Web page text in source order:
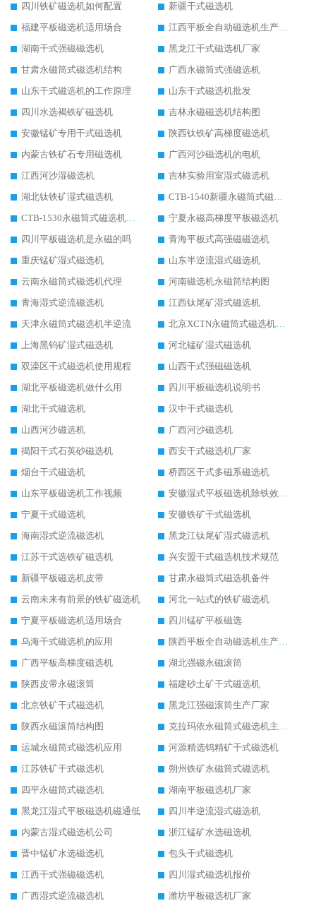
四川铁矿磁选机如何配置
新疆干式磁选机
福建平板磁选机适用场合
江西平板全自动磁选机生产厂家
湖南干式强磁磁选机
黑龙江干式磁选机厂家
甘肃永磁筒式磁选机结构
广西永磁筒式强磁选机
山东干式磁选机的工作原理
山东干式磁选机批发
四川水选褐铁矿磁选机
吉林永磁磁选机结构图
安徽锰矿专用干式磁选机
陕西钛铁矿高梯度磁选机
内蒙古铁矿石专用磁选机
广西河沙磁选机的电机
江西河沙湿磁选机
吉林实验用室湿式磁选机
湖北钛铁矿湿式磁选机
CTB-1540新疆永磁筒式磁选机
CTB-1530永磁筒式磁选机代理商
宁夏永磁高梯度平板磁选机
四川平板磁选机是永磁的吗
青海平板式高强磁磁选机
重庆锰矿湿式磁选机
山东半逆流湿式磁选机
云南永磁筒式磁选机代理
河南磁选机永磁筒结构图
青海湿式逆流磁选机
江西钛尾矿湿式磁选机
天津永磁筒式磁选机半逆流
北京XCTN永磁筒式磁选机磁块位置
上海黑钨矿湿式磁选机
河北锰矿湿式磁选机
双滦区干式磁选机使用规程
山西干式强磁磁选机
湖北平板磁选机做什么用
四川平板磁选机说明书
湖北干式磁选机
汉中干式磁选机
山西河沙磁选机
广西河沙磁选机
揭阳干式石英砂磁选机
西安干式磁选机厂家
烟台干式磁选机
桥西区干式多磁系磁选机
山东平板磁选机工作视频
安徽湿式平板磁选机除铁效果怎么样
宁夏干式磁选机
安徽铁矿干式磁选机
海南湿式逆流磁选机
黑龙江钛尾矿湿式磁选机
江苏干式选铁矿磁选机
兴安盟干式磁选机技术规范
新疆平板磁选机皮带
甘肃永磁筒式磁选机备件
云南未来有前景的铁矿磁选机
河北一站式的铁矿磁选机
宁夏平板磁选机适用场合
四川锰矿平板磁选
乌海干式磁选机的应用
陕西平板全自动磁选机生产厂家
广西平板高梯度磁选机
湖北强磁永磁滚筒
陕西皮带永磁滚筒
福建砂土矿干式磁选机
北京铁矿干式磁选机
黑龙江强磁滚筒生产厂家
陕西永磁滚筒结构图
克拉玛依永磁筒式磁选机主要技术参数
运城永磁筒式磁选机应用
河源精选钨精矿干式磁选机
江苏铁矿干式磁选机
朔州铁矿永磁筒式磁选机
四平永磁筒式磁选机
湖南平板磁选机厂家
黑龙江湿式平板磁选机磁通低
四川半逆流湿式磁选机
内蒙古湿式磁选机公司
浙江锰矿水选磁选机
晋中锰矿水选磁选机
包头干式磁选机
江西干式强磁磁选机
四川湿式磁选机报价
广西湿式逆流磁选机
潍坊平板磁选机厂家